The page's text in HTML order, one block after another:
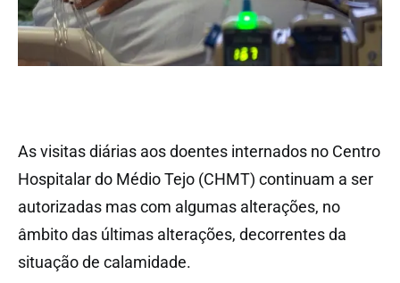
As visitas diárias aos doentes internados no Centro
Hospitalar do Médio Tejo (CHMT) continuam a ser
autorizadas mas com algumas alterações, no
âmbito das últimas alterações, decorrentes da
situação de calamidade.